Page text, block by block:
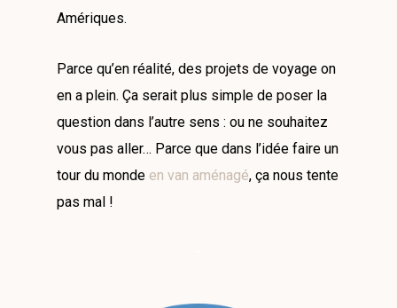
Amériques.
Parce qu’en réalité, des projets de voyage on
en a plein. Ça serait plus simple de poser la
question dans l’autre sens : ou ne souhaitez
vous pas aller… Parce que dans l’idée faire un
tour du monde en van aménagé, ça nous tente
pas mal !